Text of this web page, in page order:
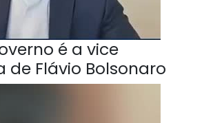
é a vice
de Flávio Bolsonaro